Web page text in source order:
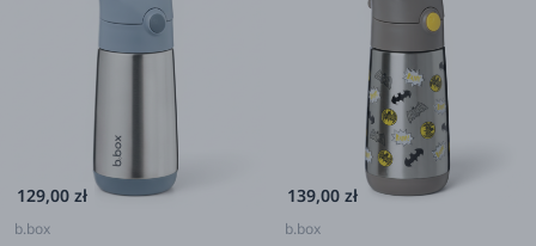
129,00 zł
b.box
139,00 zł
b.box